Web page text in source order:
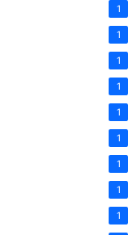
1
1
1
1
1
1
1
1
1